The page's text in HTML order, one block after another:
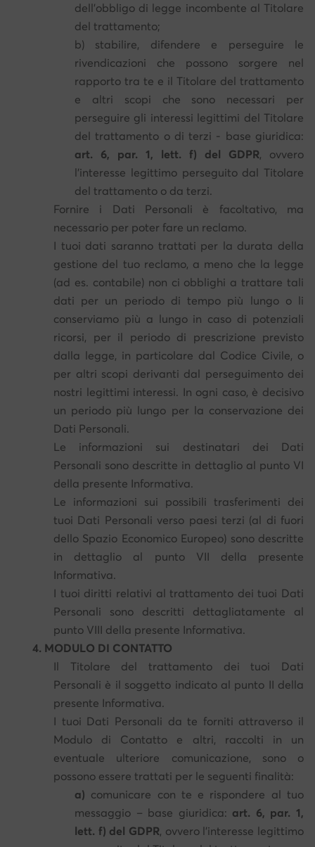
dell'obbligo di legge incombente al Titolare
del trattamento;
b) stabilire, difendere e perseguire le
rivendicazioni che possono sorgere nel
rapporto tra te e il Titolare del trattamento
e altri scopi che sono necessari per
perseguire gli interessi legittimi del Titolare
del trattamento o di terzi - base giuridica:
art. 6, par. 1, lett. f) del GDPR, ovvero
l'interesse legittimo perseguito dal Titolare
del trattamento o da terzi.
Fornire i Dati Personali è facoltativo, ma
necessario per poter fare un reclamo.
I tuoi dati saranno trattati per la durata della
gestione del tuo reclamo, a meno che la legge
(ad es. contabile) non ci obblighi a trattare tali
dati per un periodo di tempo più lungo o li
conserviamo più a lungo in caso di potenziali
ricorsi, per il periodo di prescrizione previsto
dalla legge, in particolare dal Codice Civile, o
per altri scopi derivanti dal perseguimento dei
nostri legittimi interessi. In ogni caso, è decisivo
un periodo più lungo per la conservazione dei
Dati Personali.
Le informazioni sui destinatari dei Dati
Personali sono descritte in dettaglio al punto VI
della presente Informativa.
Le informazioni sui possibili trasferimenti dei
tuoi Dati Personali verso paesi terzi (al di fuori
dello Spazio Economico Europeo) sono descritte
in dettaglio al punto VII della presente
Informativa.
I tuoi diritti relativi al trattamento dei tuoi Dati
Personali sono descritti dettagliatamente al
punto VIII della presente Informativa.
4. MODULO DI CONTATTO
Il Titolare del trattamento dei tuoi Dati
Personali è il soggetto indicato al punto II della
presente Informativa.
I tuoi Dati Personali da te forniti attraverso il
Modulo di Contatto e altri, raccolti in un
eventuale ulteriore comunicazione, sono o
possono essere trattati per le seguenti finalità:
a) comunicare con te e rispondere al tuo
messaggio – base giuridica: art. 6, par. 1,
lett. f) del GDPR, ovvero l'interesse legittimo